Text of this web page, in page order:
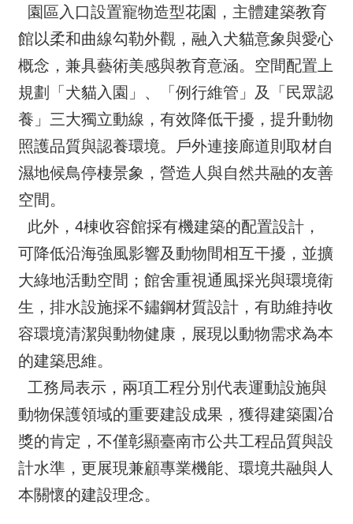
園區入口設置寵物造型花園，主體建築教育
館以柔和曲線勾勒外觀，融入犬貓意象與愛心
概念，兼具藝術美感與教育意涵。空間配置上
規劃「犬貓入園」、「例行維管」及「民眾認
養」三大獨立動線，有效降低干擾，提升動物
照護品質與認養環境。戶外連接廊道則取材自
濕地候鳥停棲景象，營造人與自然共融的友善
空間。
此外，4棟收容館採有機建築的配置設計，
可降低沿海強風影響及動物間相互干擾，並擴
大綠地活動空間；館舍重視通風採光與環境衛
生，排水設施採不鏽鋼材質設計，有助維持收
容環境清潔與動物健康，展現以動物需求為本
的建築思維。
工務局表示，兩項工程分別代表運動設施與
動物保護領域的重要建設成果，獲得建築園冶
獎的肯定，不僅彰顯臺南市公共工程品質與設
計水準，更展現兼顧專業機能、環境共融與人
本關懷的建設理念。